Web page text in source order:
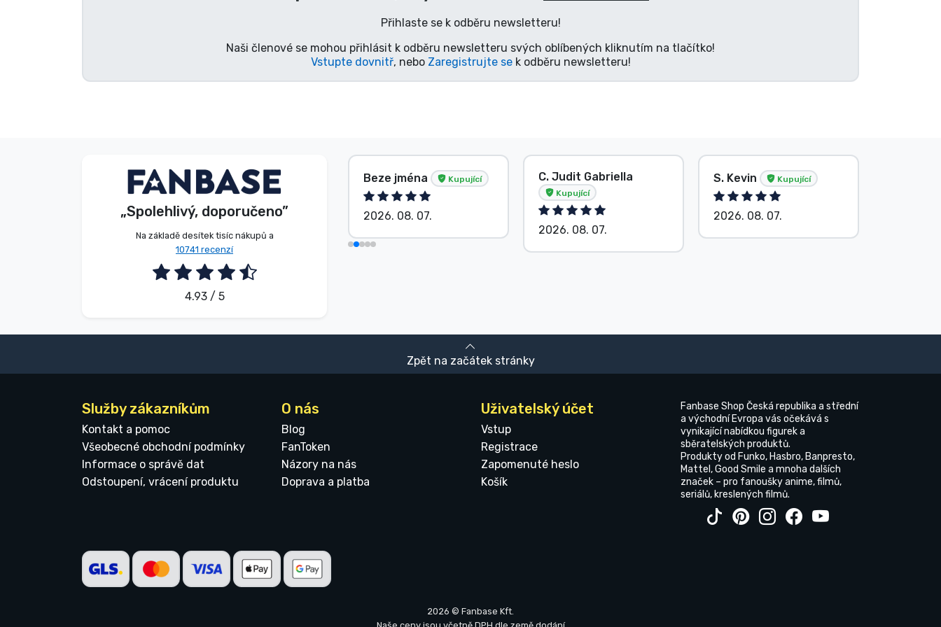
Přihlaste se k odběru newsletteru!
Naši členové se mohou přihlásit k odběru newsletteru svých oblíbených kliknutím na tlačítko!
Vstupte dovnitř, nebo Zaregistrujte sek odběru newsletteru!
„Spolehlivý, doporučeno”
Na základě desítek tisíc nákupů a
10741 recenzí
4.93 / 5
G. Gábor Kupující
2026. 08. 07.
Beze jména Kupující
2026. 08. 07.
C. Judit Gabriella
Kupující
2026. 08. 07.
S. Kevin Kupující
2026. 08. 07.
Zpět na začátek stránky
Služby zákazníkům
Kontakt a pomoc
Všeobecné obchodní podmínky
Informace o správě dat
Odstoupení, vrácení produktu
O nás
Blog
FanToken
Názory na nás
Doprava a platba
Uživatelský účet
Vstup
Registrace
Zapomenuté heslo
Košík
Fanbase Shop Česká republika a střední
a východní Evropa vás očekává s
vynikající nabídkou figurek a
sběratelských produktů.
Produkty od Funko, Hasbro, Banpresto,
Mattel, Good Smile a mnoha dalších
značek – pro fanoušky anime, filmů,
seriálů, kreslených filmů.
2026 © Fanbase Kft.